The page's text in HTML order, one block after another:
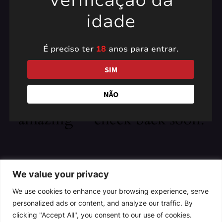
We value your privacy
We use cookies to enhance your browsing experience, serve
personalized ads or content, and analyze our traffic. By
clicking "Accept All", you consent to our use of cookies.
Pardon our dust! We're
working on something
amazing — check back soon!
idade
É preciso ter 18 anos para entrar.
SIM
NÃO